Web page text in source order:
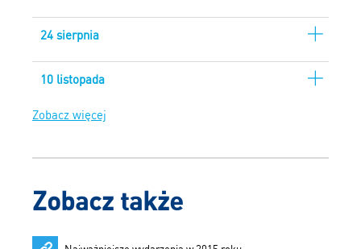
24 sierpnia
10 listopada
Zobacz więcej
Zobacz także